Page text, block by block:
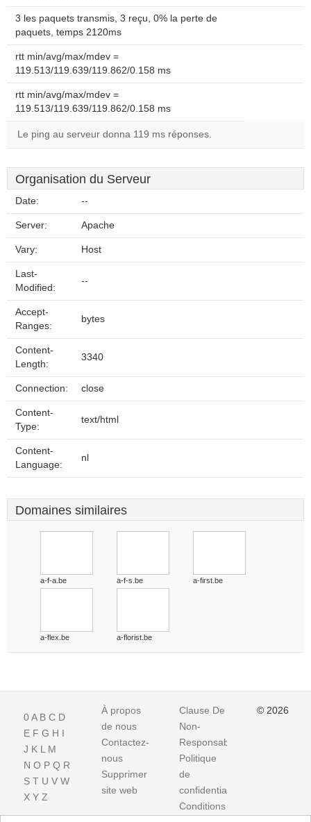
3 les paquets transmis, 3 reçu, 0% la perte de
paquets, temps 2120ms
rtt min/avg/max/mdev =
119.513/119.639/119.862/0.158 ms
rtt min/avg/max/mdev =
119.513/119.639/119.862/0.158 ms
Le ping au serveur donna 119 ms réponses.
Organisation du Serveur
Date: --
Server: Apache
Vary: Host
Last-
Modified:
--
Accept-
Ranges:
bytes
Content-
Length:
3340
Connection: close
Content-
Type:
text/html
Content-
Language:
nl
Domaines similaires
a-f-a.be a-f-s.be a-first.be
a-flex.be a-florist.be
0A B C D
E F G H I
J K L M
N O P Q R
S T U V W
X Y Z
À propos
de nous
Contactez-
nous
Supprimer
site web
Clause De
Non-
Responsabilite
Politique
de
confidentialité
Conditions
© 2026